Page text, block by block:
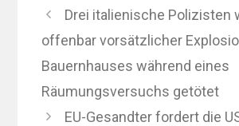
Drei italienische Polizisten
offenbar vorsätzlicher
Bauernhauses während eines
Räumungsversuchs getötet
EU-Gesandter fordert die